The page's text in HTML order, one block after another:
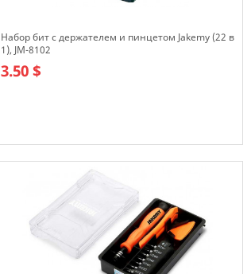
Набор бит с держателем и пинцетом Jakemy (22 в
1), JM-8102
3.50 $